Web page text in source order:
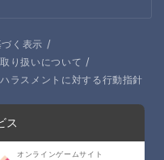
く表示 /
り扱いについて /
ラスメントに対する行動指針
ス
オンラインゲームサイト